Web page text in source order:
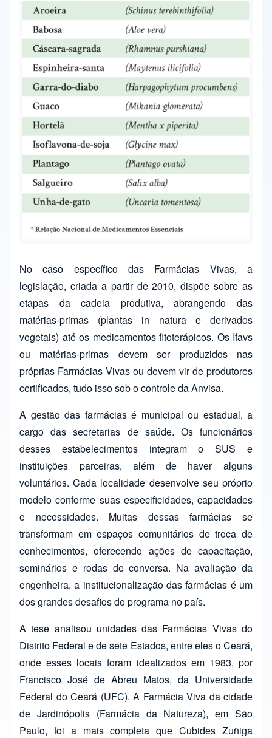
No caso específico das Farmácias Vivas, a
legislação, criada a partir de 2010, dispõe sobre as
etapas da cadeia produtiva, abrangendo das
matérias-primas (plantas in natura e derivados
vegetais) até os medicamentos fitoterápicos. Os Ifavs
ou matérias-primas devem ser produzidos nas
próprias Farmácias Vivas ou devem vir de produtores
certificados, tudo isso sob o controle da Anvisa.
A gestão das farmácias é municipal ou estadual, a
cargo das secretarias de saúde. Os funcionários
desses estabelecimentos integram o SUS e
instituições parceiras, além de haver alguns
voluntários. Cada localidade desenvolve seu próprio
modelo conforme suas especificidades, capacidades
e necessidades. Muitas dessas farmácias se
transformam em espaços comunitários de troca de
conhecimentos, oferecendo ações de capacitação,
seminários e rodas de conversa. Na avaliação da
engenheira, a institucionalização das farmácias é um
dos grandes desafios do programa no país.
A tese analisou unidades das Farmácias Vivas do
Distrito Federal e de sete Estados, entre eles o Ceará,
onde esses locais foram idealizados em 1983, por
Francisco José de Abreu Matos, da Universidade
Federal do Ceará (UFC). A Farmácia Viva da cidade
de Jardinópolis (Farmácia da Natureza), em São
Paulo, foi a mais completa que Cubides Zuñiga